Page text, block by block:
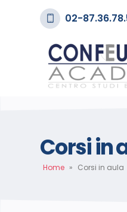
02-
Corsi in
Home » Corsi in aula